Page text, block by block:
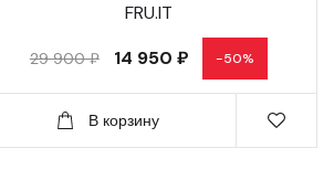
FRU.IT
29 900 ₽ 14 950 ₽ -50%
В корзину